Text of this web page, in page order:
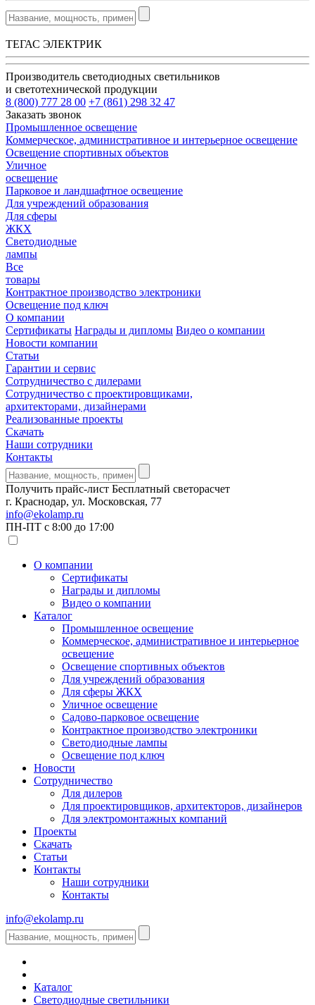
ТЕГАС ЭЛЕКТРИК
Производитель светодиодных светильников
и светотехнической продукции
8 (800) 777 28 00 +7 (861) 298 32 47
Заказать звонок
Промышленное освещение
Коммерческое, административное и интерьерное освещение
Освещение спортивных объектов
Уличное
освещение
Парковое и ландшафтное освещение
Для учреждений образования
Для сферы
ЖКХ
Светодиодные
лампы
Все
товары
Контрактное производство электроники
Освещение под ключ
О компании
Сертификаты Награды и дипломы Видео о компании
Новости компании
Статьи
Гарантии и сервис
Сотрудничество с дилерами
Сотрудничество с проектировщиками,
архитекторами, дизайнерами
Реализованные проекты
Скачать
Наши сотрудники
Контакты
Получить прайс-лист Бесплатный светорасчет
г. Краснодар, ул. Московская, 77
info@ekolamp.ru
ПН-ПТ с 8:00 до 17:00
О компании
Сертификаты
Награды и дипломы
Видео о компании
Каталог
Промышленное освещение
Коммерческое, административное и интерьерное
освещение
Освещение спортивных объектов
Для учреждений образования
Для сферы ЖКХ
Уличное освещение
Садово-парковое освещение
Контрактное производство электроники
Светодиодные лампы
Освещение под ключ
Новости
Сотрудничество
Для дилеров
Для проектировщиков, архитекторов, дизайнеров
Для электромонтажных компаний
Проекты
Скачать
Статьи
Контакты
Наши сотрудники
Контакты
info@ekolamp.ru
Каталог
Светодиодные светильники